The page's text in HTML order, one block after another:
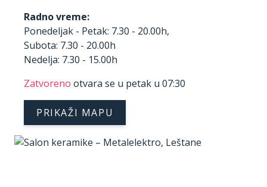
Radno vreme:
Ponedeljak - Petak: 7.30 - 20.00h,
Subota: 7.30 - 20.00h
Nedelja: 7.30 - 15.00h
Zatvoreno otvara se u petak u 07:30
PRIKAŽI MAPU